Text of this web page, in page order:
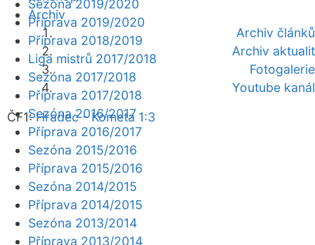
Archiv
Archiv článků
Archiv aktualit
Fotogalerie
Youtube kanál
ČF1:Hradec - Kometa 1:3
Sezóna 2019/2020
Příprava 2019/2020
Příprava 2018/2019
Liga mistrů 2017/2018
Sezóna 2017/2018
Příprava 2017/2018
Sezóna 2016/2017
Příprava 2016/2017
Sezóna 2015/2016
Příprava 2015/2016
Sezóna 2014/2015
Příprava 2014/2015
Sezóna 2013/2014
Příprava 2013/2014